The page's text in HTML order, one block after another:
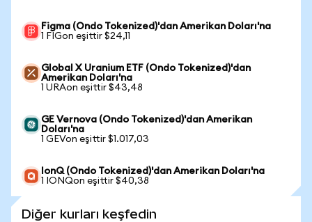
Figma (Ondo Tokenized)'dan Amerikan Doları'na
1 FIGon eşittir $24,11
Global X Uranium ETF (Ondo Tokenized)'dan
Amerikan Doları'na
1 URAon eşittir $43,48
GE Vernova (Ondo Tokenized)'dan Amerikan
Doları'na
1 GEVon eşittir $1.017,03
IonQ (Ondo Tokenized)'dan Amerikan Doları'na
1 IONQon eşittir $40,38
Diğer kurları keşfedin